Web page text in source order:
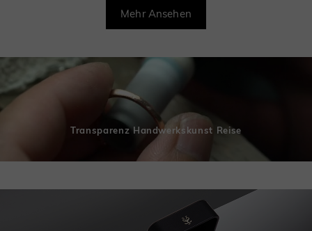
Mehr Ansehen
Transparenz Handwerkskunst Reise